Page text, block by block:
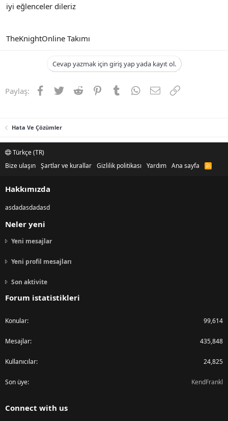
iyi eğlenceler dileriz
TheKnightOnline Takımı
Cevap yazmak için giriş yap yada kayıt ol.
Paylaş: Facebook
TwitterReddit PinterestTumblrWhatsApp
E-postaLink
Hata Ve Çözümler
Türkçe (TR)
Bize ulaşın Şartlar ve kurallar Gizlilik politikası Yardım Ana sayfa
R
S
Hakkımızda
asdadasdadasd
Neler yeni
Yeni mesajlar
Yeni profil mesajları
Son aktivite
Forum istatistikleri
Konular 99,614
Mesajlar 435,848
Kullanıcılar 24,825
Son üye KendFrankl
Connect with us